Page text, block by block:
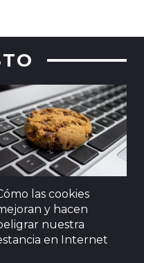
las cookies
y hacen
nuestra
en Internet